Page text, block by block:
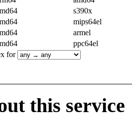
s390x
mips64el
armel
ppc64el
for
this service